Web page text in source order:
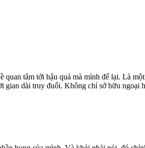
tâm tới hậu quả mà mình để lại. Là
dài truy đuổi. Không chỉ sở hữu